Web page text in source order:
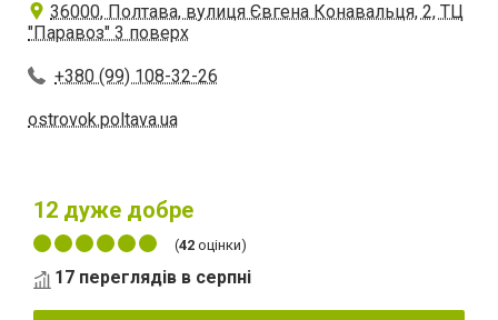
36000, Полтава, вулиця Євгена Конавальця, 2, ТЦ
"Паравоз" 3 поверх
+380 (99) 108-32-26
ostrovok.poltava.ua
12 дуже добре
(42 оцінки)
17 переглядів в серпні